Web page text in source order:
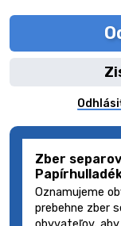
Zber
Oznamujeme
prebehne zber